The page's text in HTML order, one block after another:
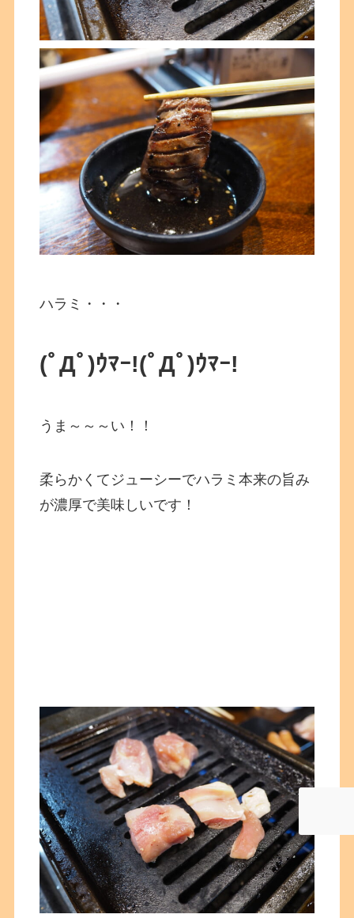
ハラミ・・・
(ﾟДﾟ)ｳﾏｰ!(ﾟДﾟ)ｳﾏｰ!
うま～～～い！！
柔らかくてジューシーでハラミ本来の旨み
が濃厚で美味しいです！